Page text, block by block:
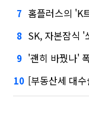
7 홈플러스의 'K
8 SK, 자본잠식 '
9 '괜히 바꿨나' 폭
10 [부동산세 대